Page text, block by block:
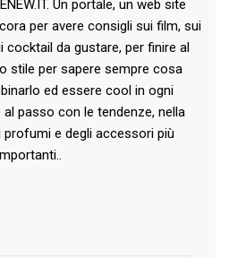
Un portale, un web site
per avere consigli sui film, sui
cocktail da gustare, per finire al
stile per sapere sempre cosa
ed essere cool in ogni
passo con le tendenze, nella
profumi e degli accessori più